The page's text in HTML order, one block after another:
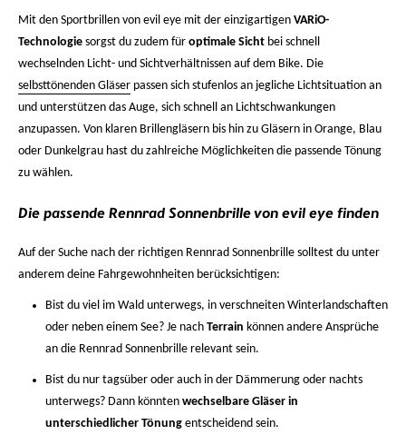
Mit den Sportbrillen von evil eye mit der einzigartigen VARiO-
Technologie sorgst du zudem für optimale Sicht bei schnell
wechselnden Licht- und Sichtverhältnissen auf dem Bike. Die
selbsttönenden Gläser passen sich stufenlos an jegliche Lichtsituation an
und unterstützen das Auge, sich schnell an Lichtschwankungen
anzupassen. Von klaren Brillengläsern bis hin zu Gläsern in Orange, Blau
oder Dunkelgrau hast du zahlreiche Möglichkeiten die passende Tönung
zu wählen.
Die passende Rennrad Sonnenbrille von evil eye finden
Auf der Suche nach der richtigen Rennrad Sonnenbrille solltest du unter
anderem deine Fahrgewohnheiten berücksichtigen:
Bist du viel im Wald unterwegs, in verschneiten Winterlandschaften
oder neben einem See? Je nach Terrain können andere Ansprüche
an die Rennrad Sonnenbrille relevant sein.
Bist du nur tagsüber oder auch in der Dämmerung oder nachts
unterwegs? Dann könnten wechselbare Gläser in
unterschiedlicher Tönung entscheidend sein.